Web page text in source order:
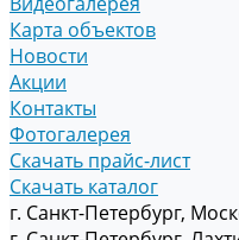
Карта объектов
Новости
Акции
Контакты
Фотогалерея
Скачать прайс-лист
Скачать каталог
г. Санкт-Петербург,